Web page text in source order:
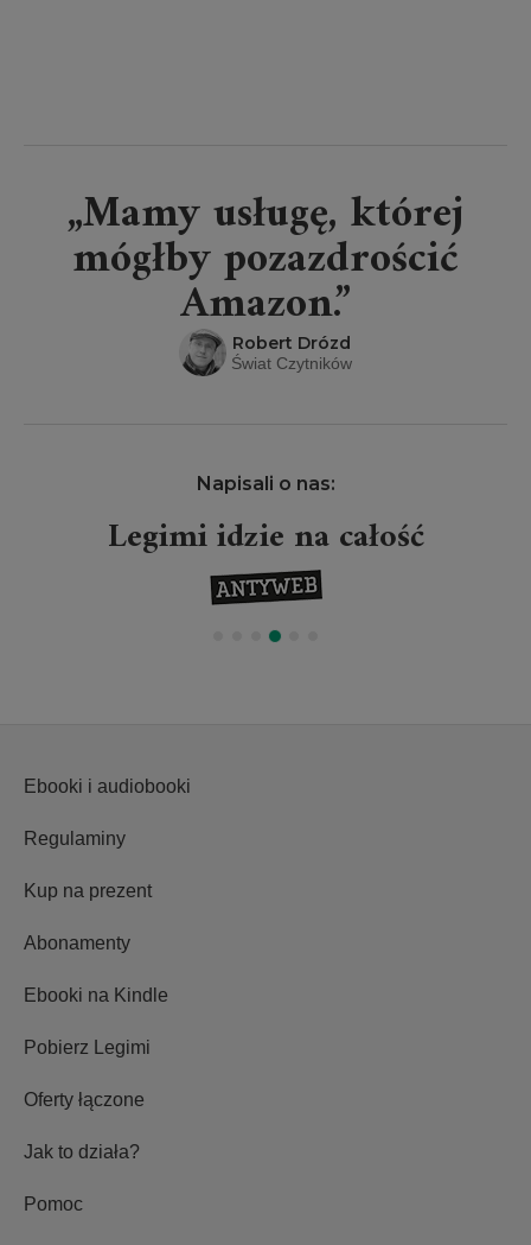
„Mamy usługę, której
mógłby pozazdrościć
Amazon.”
Robert Drózd
Świat Czytników
Napisali o nas:
Legimi idzie na całość
Ebooki i audiobooki
Regulaminy
Kup na prezent
Abonamenty
Ebooki na Kindle
Pobierz Legimi
Oferty łączone
Jak to działa?
Pomoc